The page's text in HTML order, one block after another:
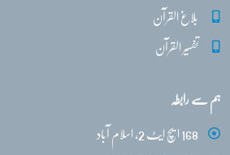
بلاغ القرآن
تفسیر القرآن
ہم سے رابطہ
168 ایچ ایٹ 2، اسلام آباد